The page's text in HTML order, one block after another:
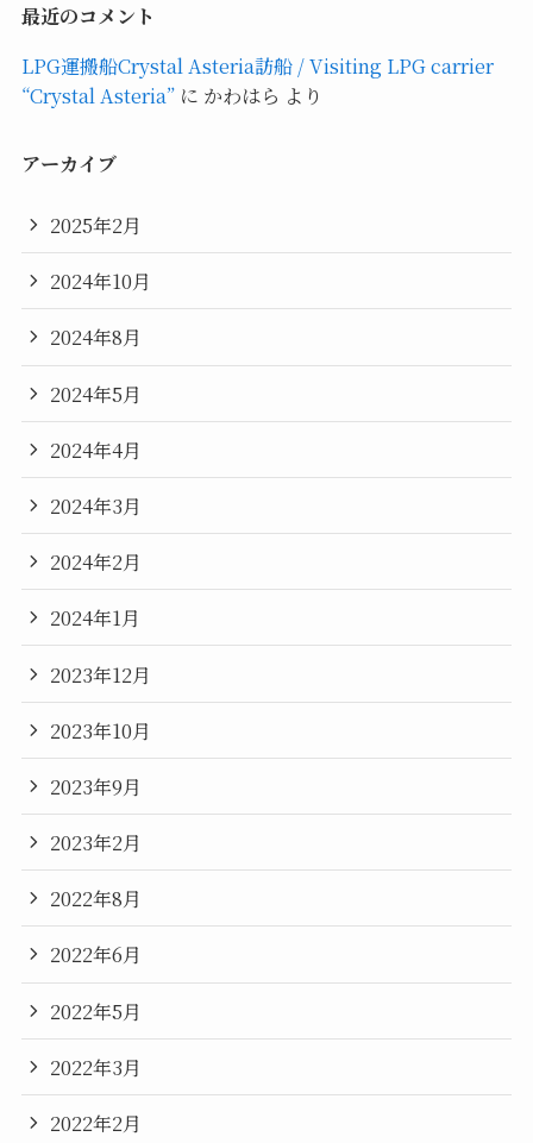
最近のコメント
LPG運搬船Crystal Asteria訪船 / Visiting LPG carrier
“Crystal Asteria”に かわはら より
アーカイブ
2025年2月
2024年10月
2024年8月
2024年5月
2024年4月
2024年3月
2024年2月
2024年1月
2023年12月
2023年10月
2023年9月
2023年2月
2022年8月
2022年6月
2022年5月
2022年3月
2022年2月